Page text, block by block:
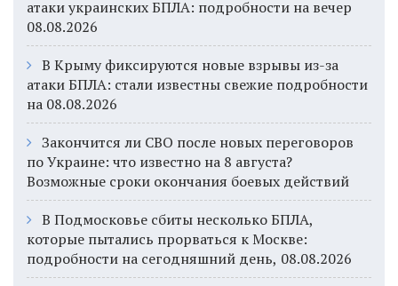
атаки украинских БПЛА: подробности на вечер
08.08.2026
В Крыму фиксируются новые взрывы из-за
атаки БПЛА: стали известны свежие подробности
на 08.08.2026
Закончится ли СВО после новых переговоров
по Украине: что известно на 8 августа?
Возможные сроки окончания боевых действий
В Подмосковье сбиты несколько БПЛА,
которые пытались прорваться к Москве:
подробности на сегодняшний день, 08.08.2026